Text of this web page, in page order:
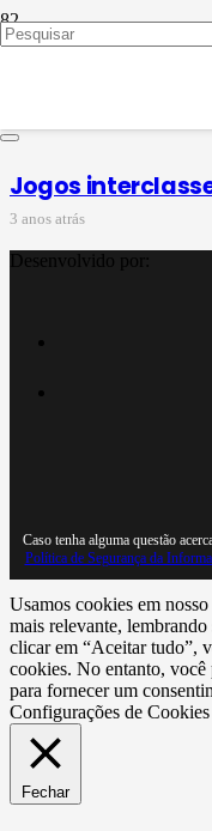
jogos
Jogos
3 anos atrás
Desenvolvido por:
Caso tenha alguma questão
Política de Segurança da
Usamos cookies em
mais relevante,
clicar em “Aceitar tudo”,
cookies. No entanto,
para fornecer um
Configurações de Cookies
Fechar